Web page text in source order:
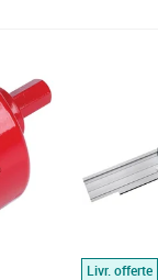
Livr. offerte